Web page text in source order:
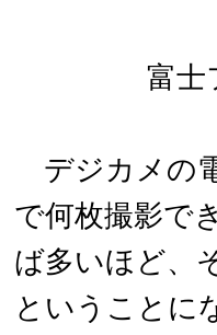
富
デジカメの
で何枚撮影で
ば多いほど、
ということに